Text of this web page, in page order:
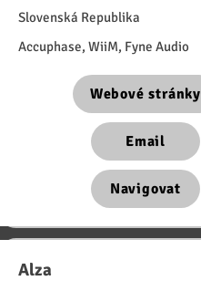
Slovenská Republika
Accuphase, WiiM, Fyne Audio
Webové stránky
Email
Navigovat
Alza